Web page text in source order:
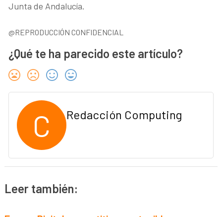
Junta de Andalucía.
@REPRODUCCIÓN CONFIDENCIAL
¿Qué te ha parecido este artículo?
C Redacción Computing
Leer también: